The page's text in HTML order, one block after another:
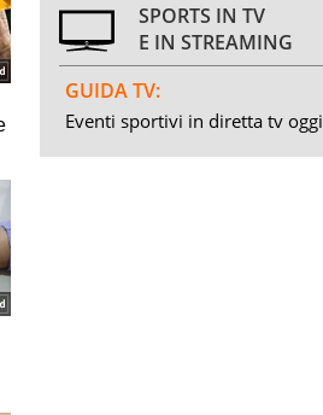
SPORTS IN TV
E IN STREAMING
GUIDA TV:
Eventi sportivi in diretta tv oggi